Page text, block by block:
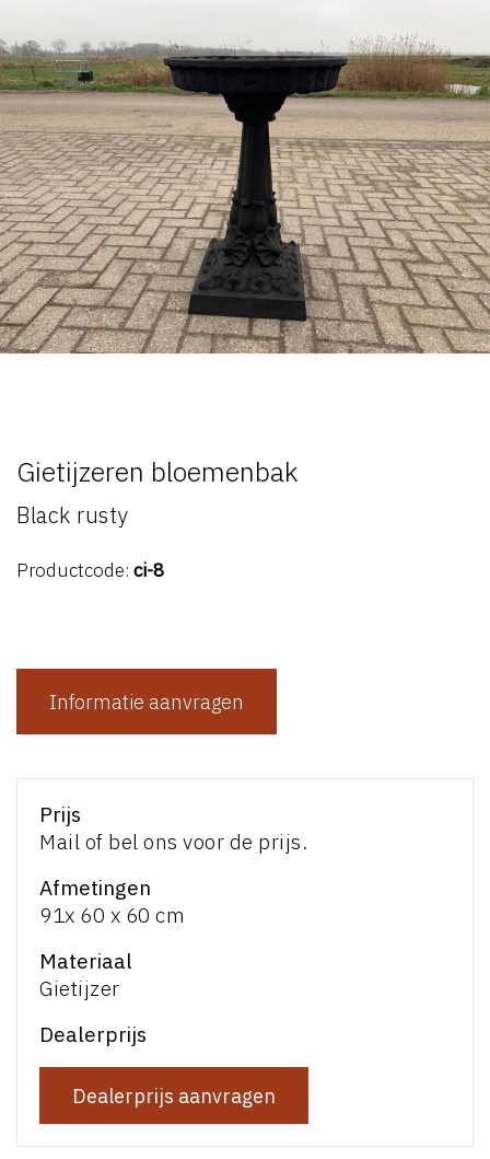
Gietijzeren bloemenbak
Black rusty
Productcode: ci-8
Informatie aanvragen
Prijs
Mail of bel ons voor de prijs.
Afmetingen
91x 60 x 60 cm
Materiaal
Gietijzer
Dealerprijs
Dealerprijs aanvragen